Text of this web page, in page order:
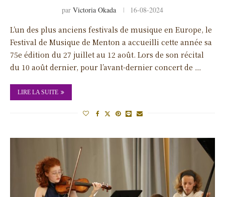
par Victoria Okada 16-08-2024
L’un des plus anciens festivals de musique en Europe, le
Festival de Musique de Menton a accueilli cette année sa
75e édition du 27 juillet au 12 août. Lors de son récital
du 10 août dernier, pour l’avant-dernier concert de …
LIRE LA SUITE